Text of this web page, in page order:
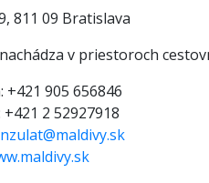
811 09 Bratislava
v priestoroch
+421 905 656846
2 52927918